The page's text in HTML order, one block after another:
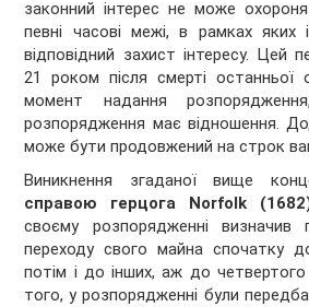
законний інтерес не може
певні часові межі, в рамках яких
відповідний захист інтересу. Цей
21 роком після смерті
момент надання
розпорядження має відношення.
може бути продовжений на строк
Виникнення згаданої вище
справою герцога Norfolk
своєму розпорядженні визначив
переходу свого майна спочатку
потім і до інших, аж до
того, у розпорядженні були